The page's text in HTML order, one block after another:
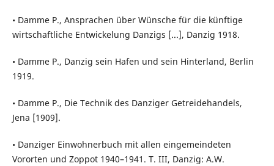
• Damme P., Ansprachen über Wünsche für die künftige
wirtschaftliche Entwickelung Danzigs [...], Danzig 1918.
• Damme P., Danzig sein Hafen und sein Hinterland, Berlin
1919.
• Damme P., Die Technik des Danziger Getreidehandels,
Jena [1909].
• Danziger Einwohnerbuch mit allen eingemeindeten
Vororten und Zoppot 1940–1941. T. III, Danzig: A.W.